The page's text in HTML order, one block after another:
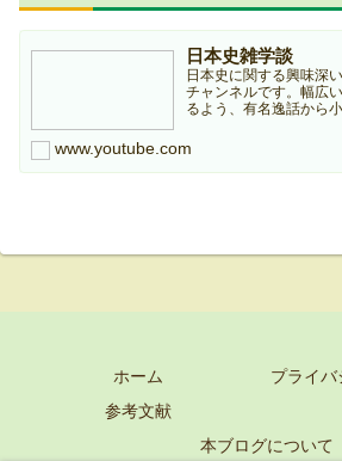
日本史雑学談
日本史に関する興味深
チャンネルです。幅広
るよう、有名逸話から
ンネルは個人ブログ『
に作成していますので...
www.youtube.com
ホーム
プライ
参考文献
本ブログについて